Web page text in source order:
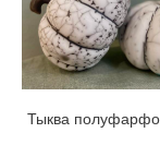
Тыква